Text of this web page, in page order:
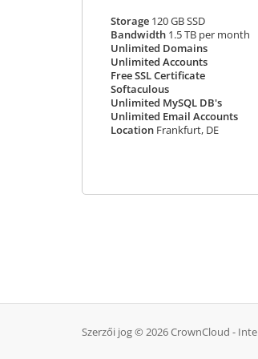
Storage 120 GB SSD
Bandwidth 1.5 TB per month
Unlimited Domains
Unlimited Accounts
Free SSL Certificate
Softaculous
Unlimited MySQL DB's
Unlimited Email Accounts
Location Frankfurt, DE
Szerzői jog © 2026 CrownCloud -